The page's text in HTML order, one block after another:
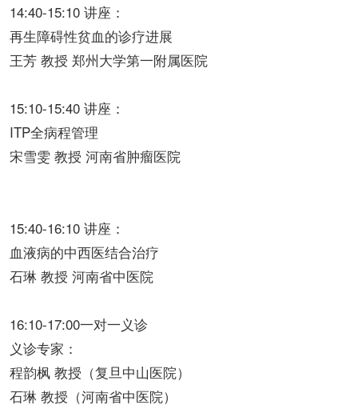
14:40-15:10 讲座：
再生障碍性贫血的诊疗进展
王芳 教授 郑州大学第一附属医院
15:10-15:40 讲座：
ITP全病程管理
宋雪雯 教授 河南省肿瘤医院
15:40-16:10 讲座：
血液病的中西医结合治疗
石琳 教授 河南省中医院
16:10-17:00一对一义诊
义诊专家：
程韵枫 教授（复旦中山医院）
石琳 教授（河南省中医院）